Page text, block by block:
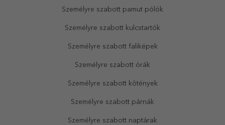
Személyre szabott pamut pólók
Személyre szabott kulcstartók
Személyre szabott faliképek
Személyre szabott órák
Személyre szabott kötények
Személyre szabott párnák
Személyre szabott naptárak